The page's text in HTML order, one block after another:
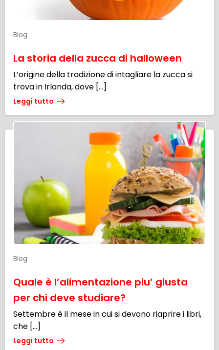
Blog
La storia della zucca di halloween
L’origine della tradizione di intagliare la zucca si
trova in Irlanda, dove […]
Leggi tutto
Blog
Quale è l’alimentazione piu’ giusta
per chi deve studiare?
Settembre è il mese in cui si devono riaprire i libri,
che […]
Leggi tutto